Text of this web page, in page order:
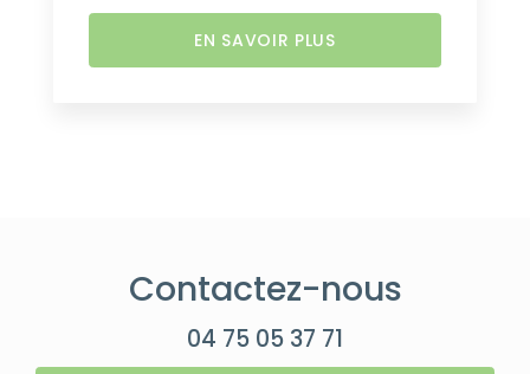
EN SAVOIR PLUS
Contactez-nous
04 75 05 37 71